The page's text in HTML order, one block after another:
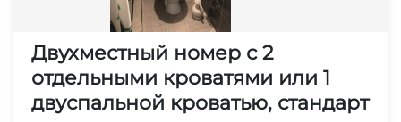
Двухместный номер с 2
отдельными кроватями или 1
двуспальной кроватью, стандарт